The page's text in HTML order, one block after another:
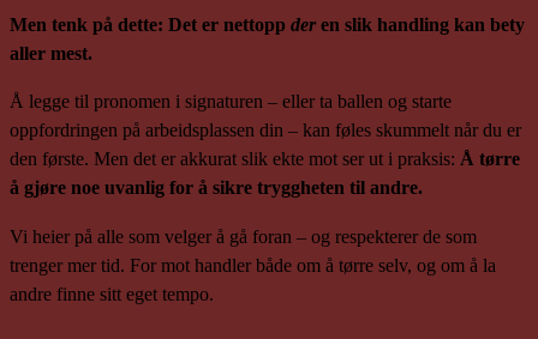
Men tenk på dette: Det er nettopp deren slik handling kan bety
aller mest.
Å legge til pronomen i signaturen – eller ta ballen og starte
oppfordringen på arbeidsplassen din – kan føles skummelt når du er
den første. Men det er akkurat slik ekte mot ser ut i praksis: Å tørre
å gjøre noe uvanlig for å sikre tryggheten til andre.
Vi heier på alle som velger å gå foran – og respekterer de som
trenger mer tid. For mot handler både om å tørre selv, og om å la
andre finne sitt eget tempo.